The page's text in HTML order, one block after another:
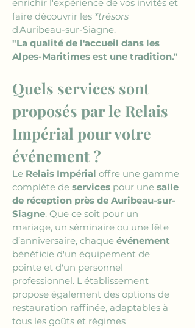
enrichir l'expérience de vos invités et
faire découvrir les *trésors
d'Auribeau-sur-Siagne.
"La qualité de l'accueil dans les
Alpes-Maritimes est une tradition."
Quels services sont
proposés par le Relais
Impérial pour votre
événement ?
Le Relais Impérial offre une gamme
complète de services pour une salle
de réception près de Auribeau-sur-
Siagne. Que ce soit pour un
mariage, un séminaire ou une fête
d’anniversaire, chaque événement
bénéficie d'un équipement de
pointe et d'un personnel
professionnel. L'établissement
propose également des options de
restauration raffinée, adaptables à
tous les goûts et régimes